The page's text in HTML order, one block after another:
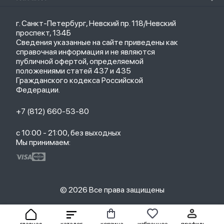
Товары для детей
Саундбары
Мониторы
ТВ-приставки
Рюкзаки
Кабели
Зарядные устройства
Политика конфиденциальности
Оплата и доставка
Партнерская программа
Гарантия
Обмен и возврат
Бонусы
Trade-in
Новые поступления
Популярное
Акции
г. Санкт-Петербург, Невский пр. 118/Невский
проспект, 134Б
Сведения указанные на сайте приведены как
справочная информация и не являются
публичной офертой, определяемой
положениями статей 437 и 435
Гражданского кодекса Российской
Федерации.
+7 (812) 660-53-80
с 10:00 - 21:00, без выходных
Мы принимаем:
© 2026 Все права защищены